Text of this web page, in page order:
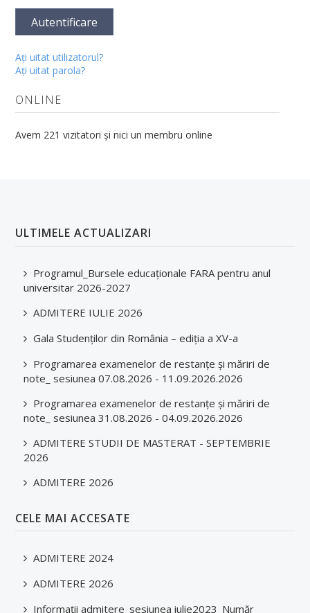
Autentificare
Aţi uitat utilizatorul?
Aţi uitat parola?
ONLINE
Avem 221 vizitatori și nici un membru online
ULTIMELE ACTUALIZARI
Programul_Bursele educaționale FARA pentru anul
universitar 2026-2027
ADMITERE IULIE 2026
Gala Studenților din România – ediția a XV-a
Programarea examenelor de restanțe și măriri de
note_ sesiunea 07.08.2026 - 11.09.2026.2026
Programarea examenelor de restanțe și măriri de
note_ sesiunea 31.08.2026 - 04.09.2026.2026
ADMITERE STUDII DE MASTERAT - SEPTEMBRIE
2026
ADMITERE 2026
CELE MAI ACCESATE
ADMITERE 2024
ADMITERE 2026
Informații admitere_sesiunea iulie2023_Număr